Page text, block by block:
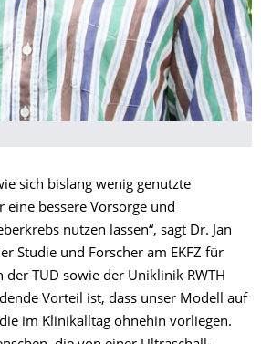
sich bislang wenig genutzte
eine bessere Vorsorge und
nutzen lassen“, sagt Dr. Jan
Studie und Forscher am EKFZ für
der TUD sowie der Uniklinik RWTH
Vorteil ist, dass unser Modell auf
im Klinikalltag ohnehin vorliegen.